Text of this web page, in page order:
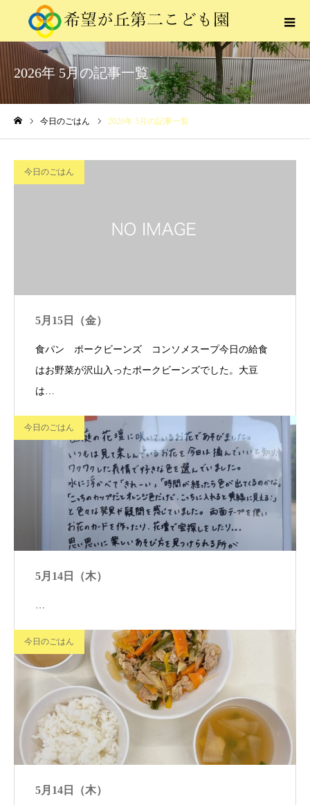
2026年 5月の記事一覧
今日のごはん 2026年 5月の記事一覧
今日のごはん
5月15日（金）
食パン ポークビーンズ コンソメスープ今日の給食
はお野菜が沢山入ったポークビーンズでした。大豆
は…
今日のごはん
5月14日（木）
…
今日のごはん
5月14日（木）